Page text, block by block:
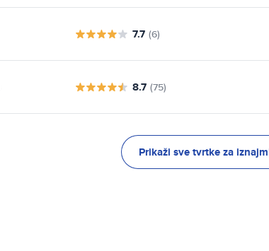
7.7 (6)
8.7 (75)
Prikaži sve tvrtke za